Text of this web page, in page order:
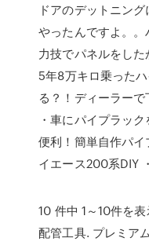
ドアのデットニン
やったんですよ。
力技でパネルをし
5年8万キロ乗った
る？！ディーラーで
・車にパイプラッ
便利！簡単自作パ
イエース200系DIY
10 件中 1～10件を
配管工具. プレミア